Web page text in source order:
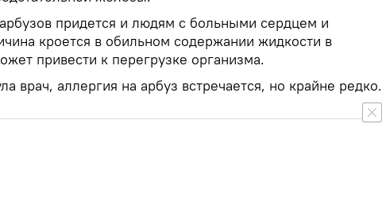
придется и людям с больными сердцем и
кроется в обильном содержании жидкости в
привести к перегрузке организма.
врач, аллергия на арбуз встречается, но крайне редко.